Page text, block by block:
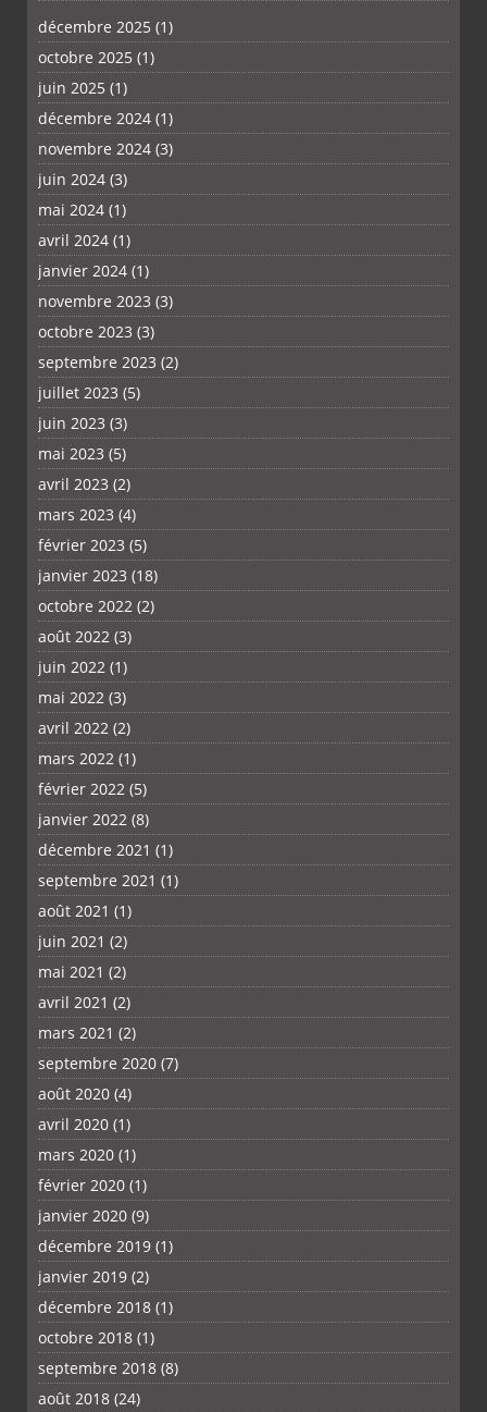
PLUS
décembre 2025 (1)
octobre 2025 (1)
juin 2025 (1)
décembre 2024 (1)
novembre 2024 (3)
juin 2024 (3)
mai 2024 (1)
avril 2024 (1)
janvier 2024 (1)
novembre 2023 (3)
octobre 2023 (3)
septembre 2023 (2)
juillet 2023 (5)
juin 2023 (3)
mai 2023 (5)
avril 2023 (2)
mars 2023 (4)
février 2023 (5)
janvier 2023 (18)
octobre 2022 (2)
août 2022 (3)
juin 2022 (1)
mai 2022 (3)
avril 2022 (2)
mars 2022 (1)
février 2022 (5)
janvier 2022 (8)
décembre 2021 (1)
septembre 2021 (1)
août 2021 (1)
juin 2021 (2)
mai 2021 (2)
avril 2021 (2)
mars 2021 (2)
septembre 2020 (7)
août 2020 (4)
avril 2020 (1)
mars 2020 (1)
février 2020 (1)
janvier 2020 (9)
décembre 2019 (1)
janvier 2019 (2)
décembre 2018 (1)
octobre 2018 (1)
septembre 2018 (8)
août 2018 (24)